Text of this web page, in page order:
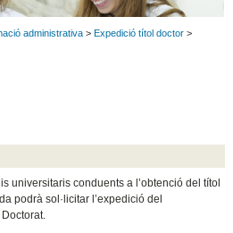
administrativa > Expedició títol doctor >
universitaris conduents a l’obtenció del títol
podrà sol·licitar l’expedició del